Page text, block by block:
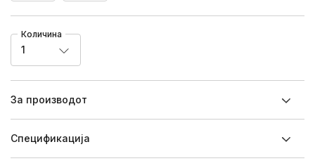
Количина
1
За производот
Спецификацијa